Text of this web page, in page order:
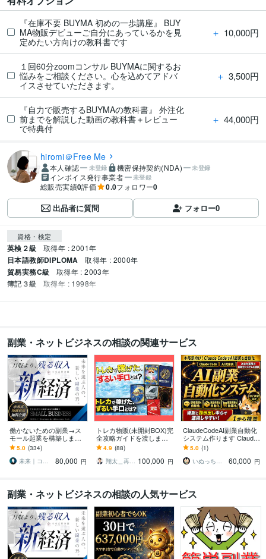
『在庫不要 BUYMA 初めの一歩講座』 BUY
MA物販デビューご自分にあっているかを見
定めたい方向けの教科書です
＋ 10,000円
１回60分zoomコンサル BUYMAに関するお
悩みをご相談ください。心を込めてアドバ
イスさせていただきます。
＋ 3,500円
『自力で販売するBUYMAの教科書』 外注化
前までを解説した動画の教科書＋レビュー
で特典付
＋ 44,000円
hiromi＠Free Me
本人確認 未登録 機密保持契約(NDA) 未登録
インボイス発行事業者 未登録
総販売実績0評価 0.0フォロワー0
出品者に質問 フォロー0
資格・検定
英検２級 取得年 : 2001年
日本語教師DIPLOMA 取得年 : 2000年
貿易実務C級 取得年 : 2003年
簿記３級 取得年 : 1998年
副業・ネットビジネスの相談の関連サービス
働かないための副業→ス
モール起業を構築します
初心者から個別伴走｜長
期で回るビジネスづくり
と実務AIスキル
5.0 (334)
未来｜コンテンツ起業ラボ
80,000 円
トレカ物販(未開封BOX)完
全攻略ガイドを渡します
スマホ1台、資金1万円か
ら始めれる資産構築法
【動画解説】
4.9 (88)
翔太＿再現性重視のトレカ物販 100,000 円
ClaudeCodeAI副業自動化
システム作ります Claude
Code×AI従業員×SNS×商
品作成×自動化！
5.0 (1)
いぬっち＠コンテンツ×仕組み化副業のプロ
60,000 円
副業・ネットビジネスの相談の人気サービス